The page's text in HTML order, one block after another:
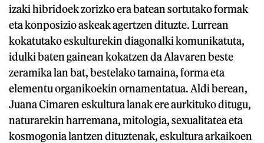
izaki hibridoek zorizko era batean sortutako formak
eta konposizio askeak agertzen dituzte. Lurrean
kokatutako eskulturekin diagonalki komunikatuta,
idulki baten gainean kokatzen da Alavaren beste
zeramika lan bat, bestelako tamaina, forma eta
elementu organikoekin ornamentatua. Aldi berean,
Juana Cimaren eskultura lanak ere aurkituko ditugu,
naturarekin harremana, mitologia, sexualitatea eta
kosmogonia lantzen dituztenak, eskultura arkaikoen